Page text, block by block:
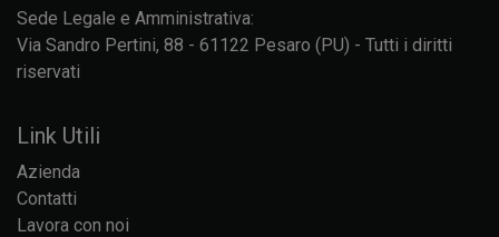
Sede Legale e Amministrativa:
Via Sandro Pertini, 88 - 61122 Pesaro (PU) - Tutti i diritti
riservati
Link Utili
Azienda
Contatti
Lavora con noi